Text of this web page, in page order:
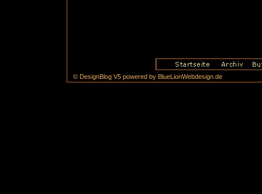
© DesignBlog V5 powered by BlueLionWebdesign.de